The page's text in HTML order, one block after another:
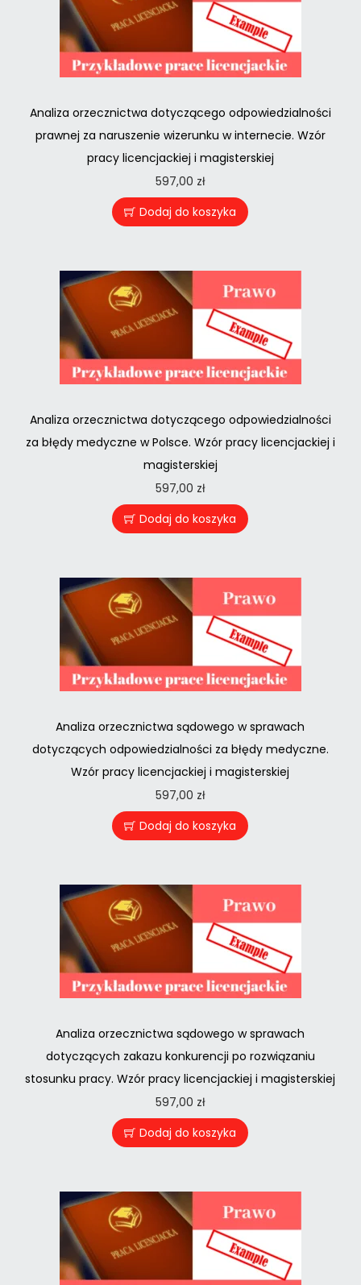
Analiza orzecznictwa dotyczącego odpowiedzialności
prawnej za naruszenie wizerunku w internecie. Wzór
pracy licencjackiej i magisterskiej
597,00 zł
Dodaj do koszyka
Analiza orzecznictwa dotyczącego odpowiedzialności
za błędy medyczne w Polsce. Wzór pracy licencjackiej i
magisterskiej
597,00 zł
Dodaj do koszyka
Analiza orzecznictwa sądowego w sprawach
dotyczących odpowiedzialności za błędy medyczne.
Wzór pracy licencjackiej i magisterskiej
597,00 zł
Dodaj do koszyka
Analiza orzecznictwa sądowego w sprawach
dotyczących zakazu konkurencji po rozwiązaniu
stosunku pracy. Wzór pracy licencjackiej i magisterskiej
597,00 zł
Dodaj do koszyka